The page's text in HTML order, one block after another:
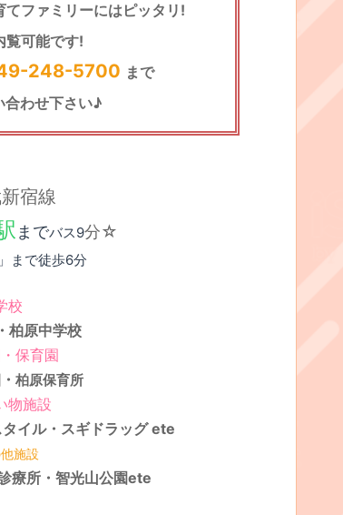
ファミリーにはピッタリ!
覧可能です!
248-5700 まで
合わせ下さい♪
宿線
までバス9分☆
まで徒歩6分
校
柏原中学校
保育園
・柏原保育所
物施設
イル・ スギドラッグete
施設
療所・ 智光山公園ete